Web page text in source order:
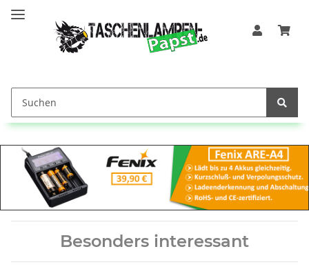
Besonders interessant